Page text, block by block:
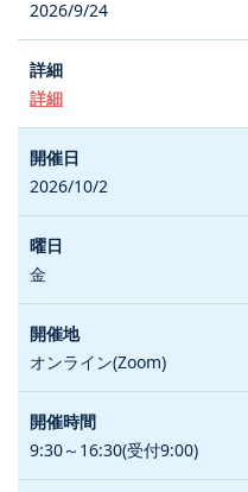
2026/9/24
詳細
2026/10/2
金
オンライン(Zoom)
9:30～16:30(受付9:00)